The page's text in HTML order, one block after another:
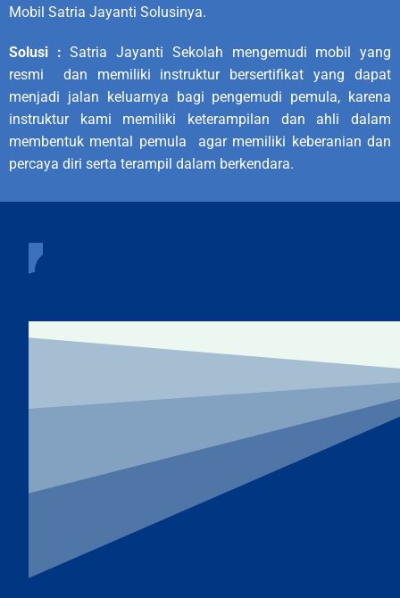
Mobil Satria Jayanti Solusinya.
Solusi : Satria Jayanti Sekolah mengemudi mobil yang
resmi dan memiliki instruktur bersertifikat yang dapat
menjadi jalan keluarnya bagi pengemudi pemula, karena
instruktur kami memiliki keterampilan dan ahli dalam
membentuk mental pemula agar memiliki keberanian dan
percaya diri serta terampil dalam berkendara.